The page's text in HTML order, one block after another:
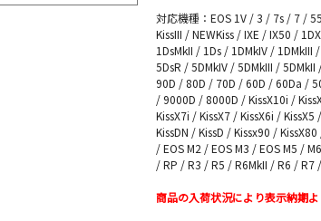
対応機種：EOS 1V / 3 / 7s / 7 /
KissIII / NEWKiss / IXE / IX50 /
1DsMkII / 1Ds / 1DMkIV /
5DsR / 5DMkIV / 5DMkIII /
90D / 80D / 70D / 60D / 60Da /
/ 9000D / 8000D / KissX10i /
KissX7i / KissX7 / KissX6i /
KissDN / KissD / Kissx90 /
/ EOS M2 / EOS M3 / EOS M5 /
/ RP / R3 / R5 / R6MkII / R6 / R7
商品の入荷状況により表示納期